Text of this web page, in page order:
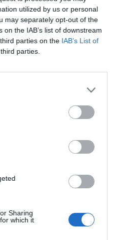
utilized by us or personal
may separately opt-out of the
the IAB’s list of downstream
parties on the IAB’s List of
parties.
Sharing
which it
de
Escola de
Atelier
público
antigo do
Ponta
sobre as